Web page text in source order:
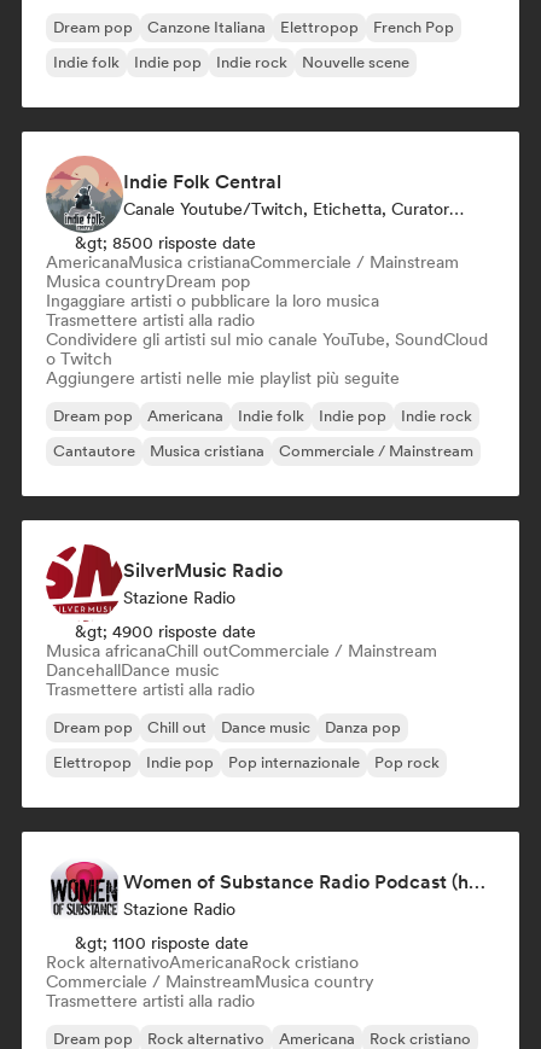
Dream pop Canzone Italiana Elettropop
French Pop
Indie folk
Indie pop Indie rock Nouvelle scene
Indie Folk Central
Canale Youtube/Twitch, Etichetta, Curatore Di Playlist, Stazione Radio
&gt; 8500 risposte date
AmericanaMusica cristianaCommerciale / Mainstream
Musica countryDream pop
Ingaggiare artisti o pubblicare la loro musica
Trasmettere artisti alla radio
Condividere gli artisti sul mio canale YouTube, SoundCloud
o Twitch
Aggiungere artisti nelle mie playlist più seguite
Dream pop Americana Indie folk Indie pop
Indie rock
Cantautore
Musica cristiana Commerciale / Mainstream
SilverMusic Radio
Stazione Radio
&gt; 4900 risposte date
Musica africanaChill outCommerciale / Mainstream
DancehallDance music
Trasmettere artisti alla radio
Dream pop Chill out Dance music
Danza pop
Elettropop
Indie pop Pop internazionale Pop rock
Women of Substance Radio Podcast (human Female recording or performing artists or female-fronted bands)
Stazione Radio
&gt; 1100 risposte date
Rock alternativoAmericanaRock cristiano
Commerciale / MainstreamMusica country
Trasmettere artisti alla radio
Dream pop Rock alternativo Americana
Rock cristiano